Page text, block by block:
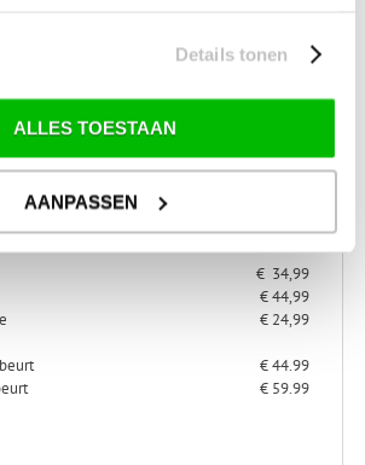
Details tonen
ALLES TOESTAAN
AANPASSEN
over ski- en snowboard onderhoud
Alles over ski-binding controle
€ 34,99
€ 44,99
€ 24,99
€ 44.99
€ 59.99